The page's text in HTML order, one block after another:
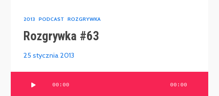
2013 PODCAST ROZGRYWKA
Rozgrywka #63
25 stycznia 2013
00:00 00:00